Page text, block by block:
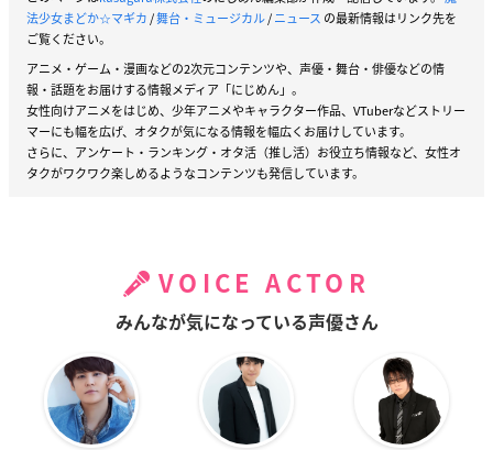
法少女まどか☆マギカ/舞台・ミュージカル/ニュース の最新情報はリンク先を
ご覧ください。
アニメ・ゲーム・漫画などの2次元コンテンツや、声優・舞台・俳優などの情
報・話題をお届けする情報メディア「にじめん」。
女性向けアニメをはじめ、少年アニメやキャラクター作品、VTuberなどストリー
マーにも幅を広げ、オタクが気になる情報を幅広くお届けしています。
さらに、アンケート・ランキング・オタ活（推し活）お役立ち情報など、女性オ
タクがワクワク楽しめるようなコンテンツも発信しています。
VOICE ACTOR
みんなが気になっている声優さん